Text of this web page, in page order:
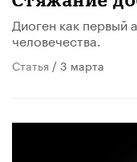
Диоген как первый
человечества.
Статья / 3 марта